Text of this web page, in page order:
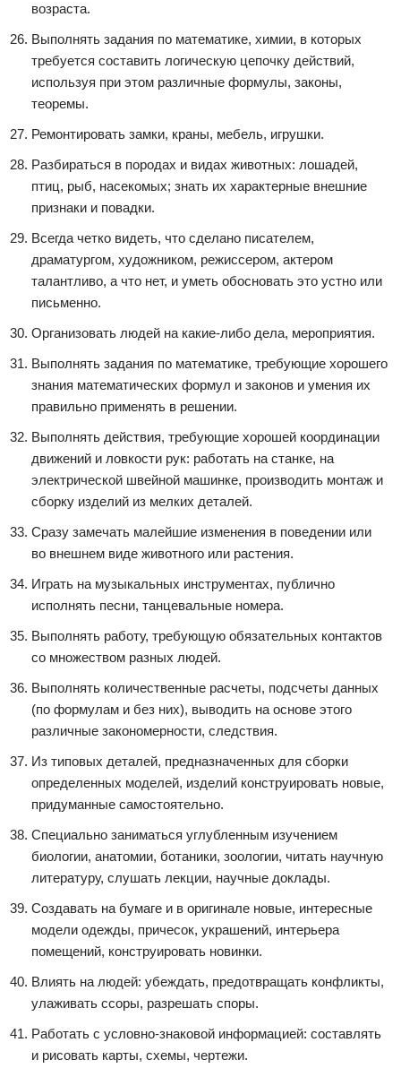
возраста.
Выполнять задания по математике, химии, в которых
требуется составить логическую цепочку действий,
используя при этом различные формулы, законы,
теоремы.
Ремонтировать замки, краны, мебель, игрушки.
Разбираться в породах и видах животных: лошадей,
птиц, рыб, насекомых; знать их характерные внешние
признаки и повадки.
Всегда четко видеть, что сделано писателем,
драматургом, художником, режиссером, актером
талантливо, а что нет, и уметь обосновать это устно или
письменно.
Организовать людей на какие-либо дела, мероприятия.
Выполнять задания по математике, требующие хорошего
знания математических формул и законов и умения их
правильно применять в решении.
Выполнять действия, требующие хорошей координации
движений и ловкости рук: работать на станке, на
электрической швейной машинке, производить монтаж и
сборку изделий из мелких деталей.
Сразу замечать малейшие изменения в поведении или
во внешнем виде животного или растения.
Играть на музыкальных инструментах, публично
исполнять песни, танцевальные номера.
Выполнять работу, требующую обязательных контактов
со множеством разных людей.
Выполнять количественные расчеты, подсчеты данных
(по формулам и без них), выводить на основе этого
различные закономерности, следствия.
Из типовых деталей, предназначенных для сборки
определенных моделей, изделий конструировать новые,
придуманные самостоятельно.
Специально заниматься углубленным изучением
биологии, анатомии, ботаники, зоологии, читать научную
литературу, слушать лекции, научные доклады.
Создавать на бумаге и в оригинале новые, интересные
модели одежды, причесок, украшений, интерьера
помещений, конструировать новинки.
Влиять на людей: убеждать, предотвращать конфликты,
улаживать ссоры, разрешать споры.
Работать с условно-знаковой информацией: составлять
и рисовать карты, схемы, чертежи.